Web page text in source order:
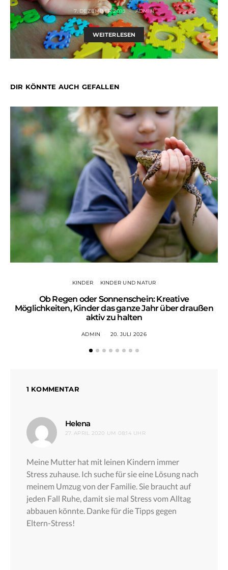
7. DEZEMBER 2018 ADMIN
WEITERLESEN
DIR KÖNNTE AUCH GEFALLEN
KINDER KINDER UND NATUR
Ob Regen oder Sonnenschein: Kreative
Möglichkeiten, Kinder das ganze Jahr über draußen
aktiv zu halten
ADMIN 20. JULI 2026
1 KOMMENTAR
Helena
27. APRIL 2020 UM 08:14 UHR
Meine Mutter hat mit leinen Kindern immer
Stress zuhause. Ich suche für sie eine Lösung nach
meinem Umzug von der Familie. Sie braucht auf
jeden Fall Ruhe, damit sie mal Stress vom Alltag
abbauen könnte. Danke für die Tipps gegen
Eltern-Stress!